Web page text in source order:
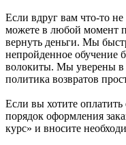
Если вдруг вам что-то
можете в любой момент
вернуть деньги. Мы
непройденное обучение
волокиты. Мы уверены в
политика возвратов
Если вы хотите
порядок оформления
курс» и вносите